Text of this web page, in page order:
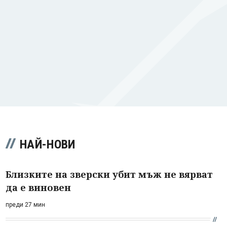
НАЙ-НОВИ
Близките на зверски убит мъж не вярват
да е виновен
преди 27 мин